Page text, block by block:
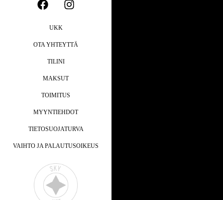
UKK
OTA YHTEYTTÄ
TILINI
MAKSUT
TOIMITUS
MYYNTIEHDOT
TIETOSUOJATURVA
VAIHTO JA PALAUTUSOIKEUS